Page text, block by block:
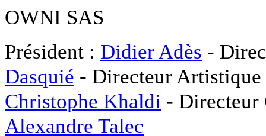
OWNI SAS
Président : Didier Adès -
Dasquié - Directeur
Christophe Khaldi -
Alexandre Talec